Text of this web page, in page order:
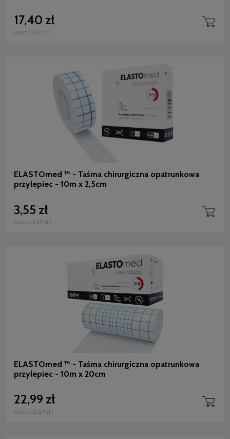
17,40 zł
(netto: 16,11 zł )
ELASTOmed ™ - Taśma chirurgiczna opatrunkowa
przylepiec - 10m x 2,5cm
3,55 zł
(netto: 3,29 zł )
ELASTOmed ™ - Taśma chirurgiczna opatrunkowa
przylepiec - 10m x 20cm
22,99 zł
(netto: 21,29 zł )